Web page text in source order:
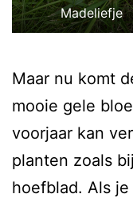
Madeliefje
Maar nu komt
mooie gele
voorjaar kan
planten zoals
hoefblad. Als